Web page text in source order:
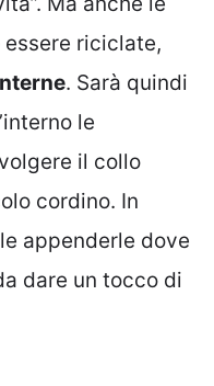
essere riciclate,
. Sarà quindi
le
il collo
cordino. In
appenderle dove
dare un tocco di